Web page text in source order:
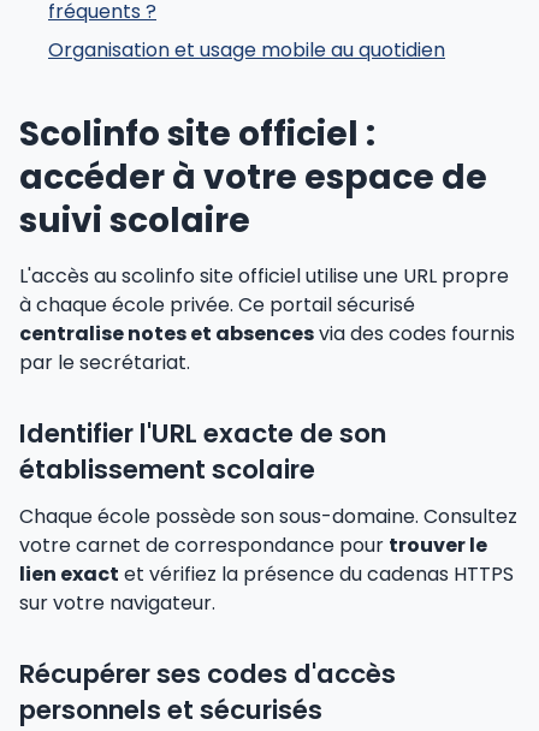
fréquents ?
Organisation et usage mobile au quotidien
Scolinfo site officiel :
accéder à votre espace de
suivi scolaire
L'accès au scolinfo site officiel utilise une URL propre
à chaque école privée. Ce portail sécurisé
centralise notes et absencesvia des codes fournis
par le secrétariat.
Identifier l'URL exacte de son
établissement scolaire
Chaque école possède son sous-domaine. Consultez
votre carnet de correspondance pour trouver le
lien exact et vérifiez la présence du cadenas HTTPS
sur votre navigateur.
Récupérer ses codes d'accès
personnels et sécurisés